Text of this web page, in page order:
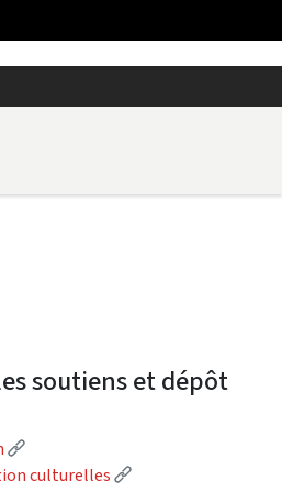
soutiens et dépôt
(External link)
culturelles
(External link)